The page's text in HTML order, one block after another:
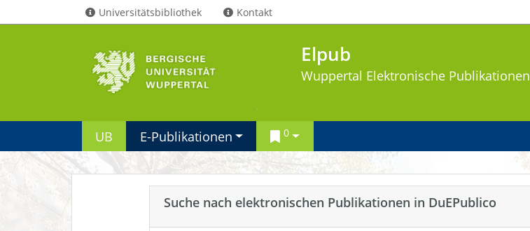
Universitätsbibliothek Kontakt
Elpub
Wuppertal Elektronische Publikationen
UB E-Publikationen 0
Suche nach elektronischen Publikationen in DuEPublico